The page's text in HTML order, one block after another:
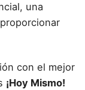
una
con el mejor
¡Hoy Mismo!